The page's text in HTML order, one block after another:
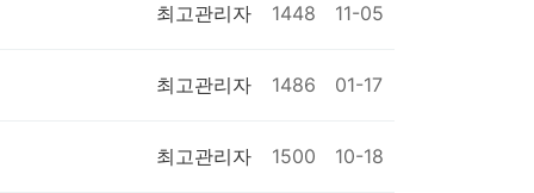
최고관리자 1448 11-05
최고관리자 1486 01-17
최고관리자 1500 10-18